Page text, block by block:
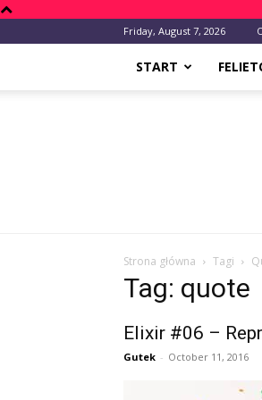
Friday, August 7, 2026
START
Strona główna Tagi
Tag: quote
Elixir #06 –
Gutek - October 11, 2016